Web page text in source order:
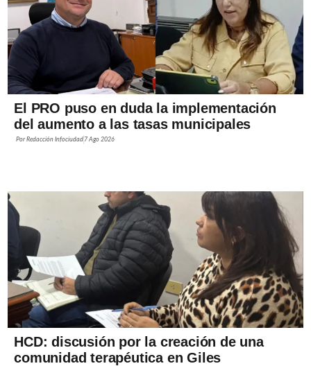
El PRO puso en duda la implementación
del aumento a las tasas municipales
PorRedacción Infociudad 7 Ago 2026
HCD: discusión por la creación de una
comunidad terapéutica en Giles